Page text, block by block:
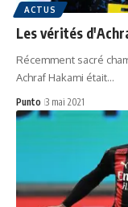
ACTUS
Les vérités
Récemment sacré
Achraf Hakami était…
Punto 3 mai 2021